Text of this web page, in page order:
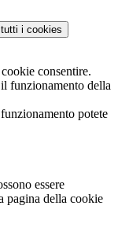
i cookies
consentire.
funzionamento della
potete
essere
pagina della cookie